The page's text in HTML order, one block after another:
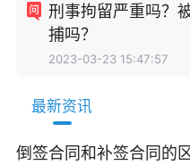
刑事拘留严重吗？
捕吗？
2023-03-23 15:47:57
最新资讯
倒签合同和补签合同的